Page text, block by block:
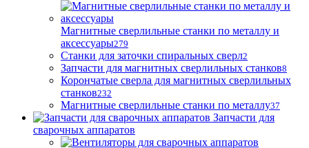
Магнитные сверлильные станки по металлу и
аксессуары279
Станки для заточки спиральных сверл2
Запчасти для магнитных сверлильных станков8
Корончатые сверла для магнитных сверлильных
станков232
Магнитные сверлильные станки по металлу37
Запчасти для
сварочных аппаратов